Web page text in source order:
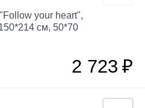
your heart",
см, 50*70
2 723₽